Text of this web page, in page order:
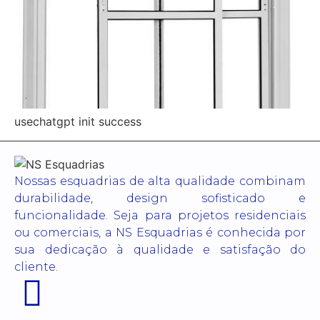
usechatgpt init success
Nossas esquadrias de alta qualidade combinam
durabilidade, design sofisticado e
funcionalidade. Seja para projetos residenciais
ou comerciais, a NS Esquadrias é conhecida por
sua dedicação à qualidade e satisfação do
cliente.